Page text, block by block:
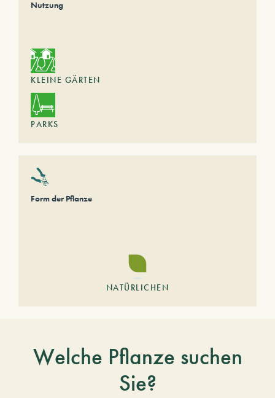
Nutzung
KLEINE GÄRTEN
PARKS
Form der Pflanze
NATÜRLICHEN
Welche Pflanze suchen
Sie?